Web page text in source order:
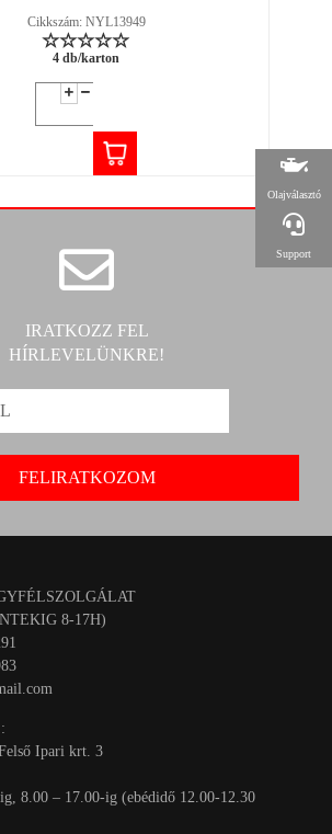
Cikkszám: NYL13949
4 db/karton
IRATKOZZ FEL
HÍRLEVELÜNKRE!
8-17H)
Ipari krt. 3
8.00 – 17.00-ig (ebédidő 12.00-12.30
Olajválasztó
Support